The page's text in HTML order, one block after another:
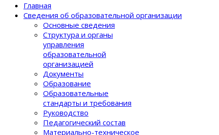
Главная
Сведения об образовательной организации
Основные сведения
Структура и органы
управления
образовательной
организацией
Документы
Образование
Образовательные
стандарты и требования
Руководство
Педагогический состав
Материально-техническое